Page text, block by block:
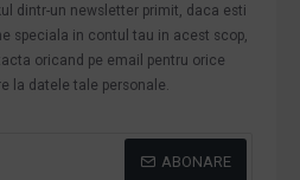
dintr-un newsletter primit, daca esti
speciala in contul tau in acest scop,
oricand pe email pentru orice
la datele tale personale.
ABONARE